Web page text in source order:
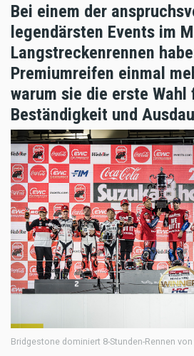
Bei einem der
legendärsten Events im
Langstreckenrennen
Premiumreifen einmal
warum sie die erste
Beständigkeit und
Bridgestone dominiert 8-Stunden-Rennen von